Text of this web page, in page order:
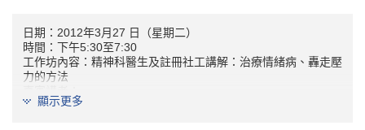
日期：2012年3月27 日（星期二）
時間：下午5:30至7:30
工作坊內容：精神科醫生及註冊社工講解：治療情緒病、轟走壓
力的方法
顯示更多